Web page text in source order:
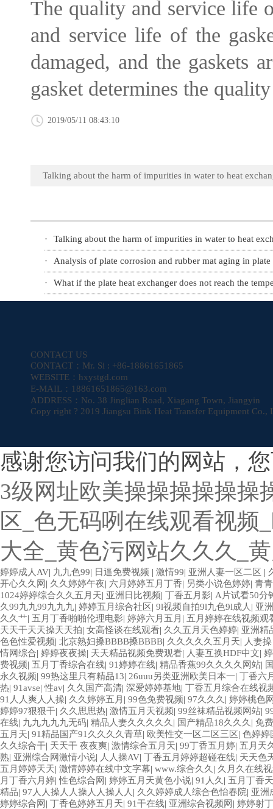
The quality and service life
and service life of the
damaged, and the gaskets
gasket determines the
2019/05/11 08:43:10
Talking about the harm of impurities in water to heat
· Talking about the harm of impurities in water to heat
· Analysis of plate corrosion and rubber mat aging in plate
· What if the plate heat exchanger does not reach the
CONTACT US
CONTACT： Mr. Si : +86-18861651865
WEBSITE： hxystgd.com
E-MAIL： 18861651865@163.com
ADDRESS： No. 38 Jinglian Road, Xiagang Town, Jiangyin
Copy right ? 2019 Jiangsu Bink Heat Transfer Equipment Co.,
感谢您访问我们的网站，
3级网址欧美操操操操操操
区_色无码咧在线观看视频
大全_黄色污网站久久久_
婷婷成人AV| 九九色99| 日逼免费视频 | 激情99| 亚洲人妻一区二区 |
开心久久网 | 久久婷婷午夜| 六月婷婷五月丁香| 另类小说色婷婷| 青
1024婷婷综合久久五月天| 亚洲日比视频| 丁香五月影| A片试看50分
久99九九99九九九| 婷婷五月综合社区| 9l视频自拍9l九色9l成人 | 亚
久久艹| 五月丁香啪啪伦理电影| 婷婷六月五月 | 五月婷婷在线视频观
天天干天天操天天拍| 女高怪谈在线观看| 久久五月天色婷婷| 亚洲精
色色性爱视频| 北京熟妇搡BBBB搡BBBB| 久久久久久五月天| 人妻
情网综合| 婷婷夜夜操| 天天精品视频免费观看| 人妻互换HDF中文|
费视频| 五月丁香综合在线| 91婷婷在线| 精品香蕉99久久久久网站|
永久视频| 99热这里只有精品13| 26uuu另类亚洲欧美日本一| 丁香六
热| 91avse|性av| 久久国产高清| 深爱婷婷基地| 丁香五月综合在线视
91人人爽人人操| 久久婷婷五月 | 99色免费视频| 97久久久 | 婷婷桃色
婷婷97狠狠干| 久久思思热| 激情五月天视频| 99丝袜精品视频网站|
在线| 九九九九九无码| 精品人妻久久久久久 | 国产精品18久久久 | 免
五月天| 91精品国产91久久久久青草| 欧美性交一区二区三区| 色婷婷
久久综合干| 天天干 夜夜爽| 激情综合五月天| 99丁香五月婷| 五月天
熟| 亚洲综合网激情小说| 人人操AV| 丁香五月婷婷超碰在线| 天天色
五月婷婷天天| 激情婷婷在线中文字幕| www.综合久久 | 久月久在线
月丁香六月婷|性色综合网 | 婷婷五月天黄色小说| 91人久 | 五月丁香
精品| 97人人操人人操人人操人人 | 久久婷婷成人综合色怡春院| 亚洲
婷婷综合网 | 丁香色婷婷五月天| 91干在线| 亚洲综合视频网 | 婷婷射